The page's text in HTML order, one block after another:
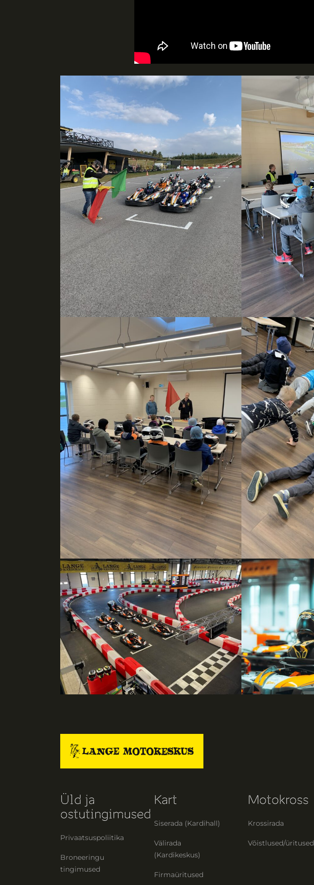
Üld ja
ostutingimused
Privaatsuspoliitika
Broneeringu
tingimused
Kart
Siserada (Kardihall)
Välirada
(Kardikeskus)
Firmaüritused
Motokross
Krossirada
Võistlused/üritused